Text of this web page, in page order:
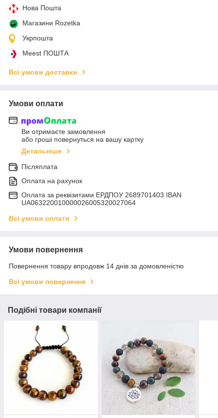
Нова Пошта
Магазини Rozetka
Укрпошта
Meest ПОШТА
Всі умови доставки
Умови оплати
Ви отримаєте замовлення
або гроші повернуться на вашу картку
Детальніше
Післяплата
Оплата на рахунок
Оплата за реквізитами ЕРДПОУ 2689701403 IBAN
UA063220010000026005320027064
Всі умови оплати
Умови повернення
Повернення товару впродовж 14 днів за домовленістю
Всі умови повернення
Подібні товари компанії